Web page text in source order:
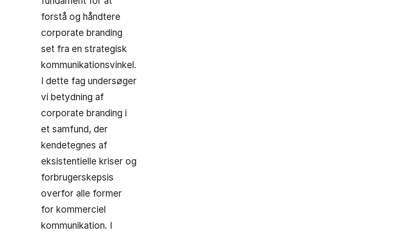
forstå og håndtere
corporate branding
set fra en strategisk
kommunikationsvinkel.
I dette fag undersøger
vi betydning af
corporate branding i
et samfund, der
kendetegnes af
eksistentielle kriser og
forbrugerskepsis
overfor alle former
for kommerciel
kommunikation. I